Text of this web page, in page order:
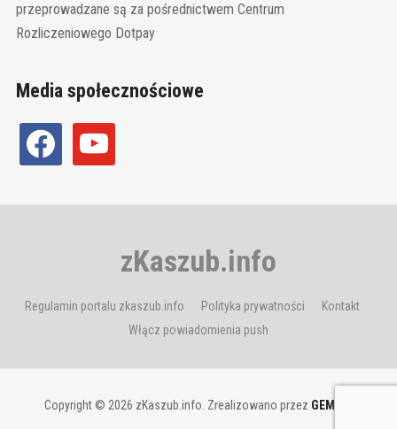
przeprowadzane są za pośrednictwem Centrum
Rozliczeniowego Dotpay
Media społecznościowe
facebook youtube
zKaszub.info
Regulamin portalu zkaszub.info Polityka prywatności
Kontakt
Włącz powiadomienia push
Copyright © 2026 zKaszub.info. Zrealizowano przez GEMBIT